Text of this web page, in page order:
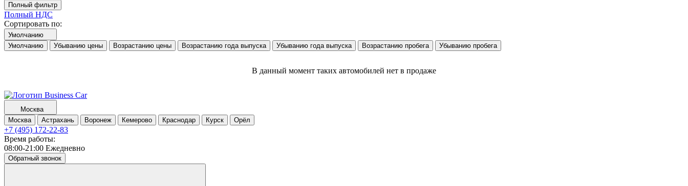
Полный фильтр
Полный НДС
Сортировать по:
Умолчанию
Умолчанию
Убыванию цены Возрастанию цены Возрастанию года выпуска Убыванию года выпуска Возрастанию пробега Убыванию пробега
В данный момент таких автомобилей нет в продаже
Москва
Москва
Астрахань Воронеж Кемерово Краснодар Курск Орёл
+7 (495) 172-22-83
Время работы:
08:00-21:00 Ежедневно
Обратный звонок